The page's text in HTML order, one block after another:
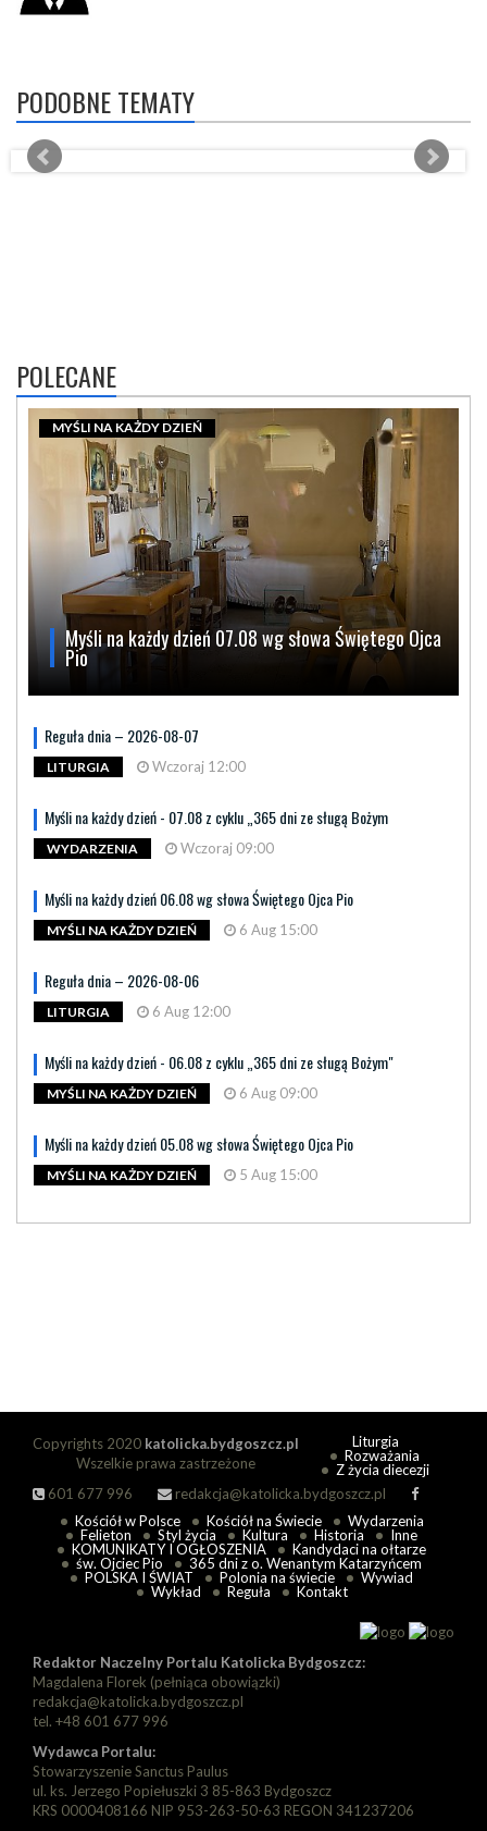
PODOBNE TEMATY
POLECANE
Myśli na każdy dzień 07.08 wg słowa Świętego Ojca
Pio
MYŚLI NA KAŻDY DZIEŃ
Reguła dnia – 2026-08-07
LITURGIA Wczoraj 12:00
Myśli na każdy dzień - 07.08 z cyklu „365 dni ze sługą Bożym
WYDARZENIA Wczoraj 09:00
Myśli na każdy dzień 06.08 wg słowa Świętego Ojca Pio
MYŚLI NA KAŻDY DZIEŃ 6 Aug 15:00
Reguła dnia – 2026-08-06
LITURGIA 6 Aug 12:00
Myśli na każdy dzień - 06.08 z cyklu „365 dni ze sługą Bożym"
MYŚLI NA KAŻDY DZIEŃ 6 Aug 09:00
Myśli na każdy dzień 05.08 wg słowa Świętego Ojca Pio
MYŚLI NA KAŻDY DZIEŃ 5 Aug 15:00
Copyrights 2020 katolicka.bydgoszcz.pl
Wszelkie prawa zastrzeżone
601 677 996
redakcja@katolicka.bydgoszcz.pl
Liturgia
Rozważania
Z życia diecezji
Kościół w Polsce Kościół na Świecie
Wydarzenia
Felieton
Styl życia Kultura Historia
Inne
KOMUNIKATY I OGŁOSZENIA
Kandydaci na ołtarze
św. Ojciec Pio
365 dni z o. Wenantym Katarzyńcem
POLSKA I ŚWIAT
Polonia na świecie
Wywiad
Wykład
Reguła Kontakt
Redaktor Naczelny Portalu Katolicka Bydgoszcz:
Magdalena Florek (pełniąca obowiązki)
redakcja@katolicka.bydgoszcz.pl
tel. +48 601 677 996
Wydawca Portalu:
Stowarzyszenie Sanctus Paulus
ul. ks. Jerzego Popiełuszki 3 85-863 Bydgoszcz
KRS 0000408166 NIP 953-263-50-63 REGON 341237206